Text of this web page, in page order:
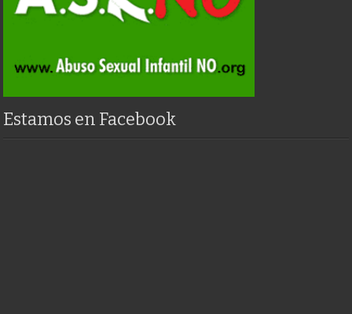
Estamos en Facebook